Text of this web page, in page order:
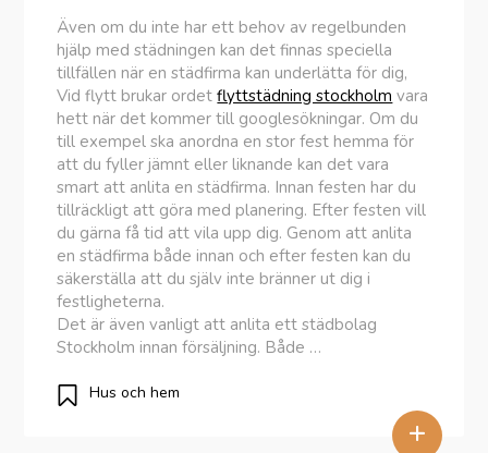
Även om du inte har ett behov av regelbunden
hjälp med städningen kan det finnas speciella
tillfällen när en städfirma kan underlätta för dig,
Vid flytt brukar ordetflyttstädning stockholm vara
hett när det kommer till googlesökningar. Om du
till exempel ska anordna en stor fest hemma för
att du fyller jämnt eller liknande kan det vara
smart att anlita en städfirma. Innan festen har du
tillräckligt att göra med planering. Efter festen vill
du gärna få tid att vila upp dig. Genom att anlita
en städfirma både innan och efter festen kan du
säkerställa att du själv inte bränner ut dig i
festligheterna.
Det är även vanligt att anlita ett städbolag
Stockholm innan försäljning. Både …
+
Hus och hem